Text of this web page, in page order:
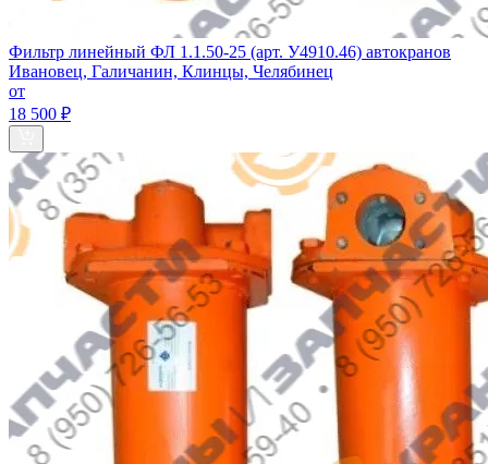
Фильтр линейный ФЛ 1.1.50‑25 (арт. У4910.46) автокранов
Ивановец, Галичанин, Клинцы, Челябинец
от
18 500 ₽